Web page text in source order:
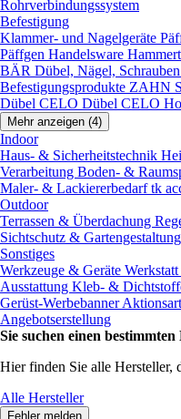
Rohrverbindungssystem
Befestigung
Klammer- und Nagelgeräte
Päffgen Handelsware
BÄR Dübel, Nägel,
Befestigungsprodukte ZAHN
Dübel CELO Dübel CELO
Mehr anzeigen (4)
Indoor
Haus- & Sicherheitstechnik
Verarbeitung Boden- &
Maler- & Lackiererbedarftk
Outdoor
Terrassen & Überdachung
Sichtschutz & Gartengestaltung
Sonstiges
Werkzeuge & Geräte
Ausstattung Kleb- &
Gerüst-Werbebanner
Angebotserstellung
Sie suchen einen bestimmten
Hier finden Sie alle Hersteller,
Alle Hersteller
Fehler melden